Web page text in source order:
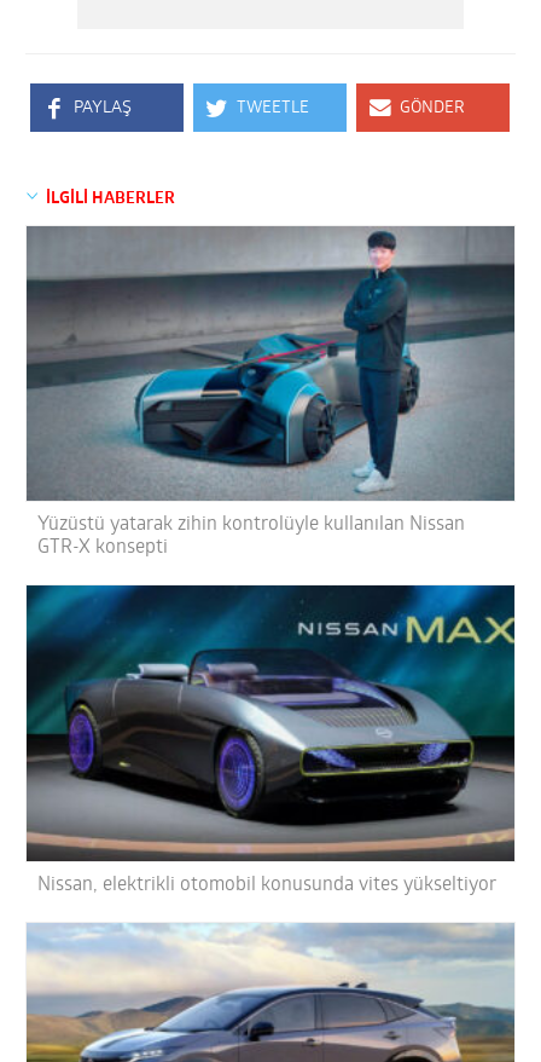
PAYLAŞ TWEETLE GÖNDER
İLGİLİ HABERLER
Yüzüstü yatarak zihin kontrolüyle kullanılan Nissan
GTR-X konsepti
Nissan, elektrikli otomobil konusunda vites yükseltiyor